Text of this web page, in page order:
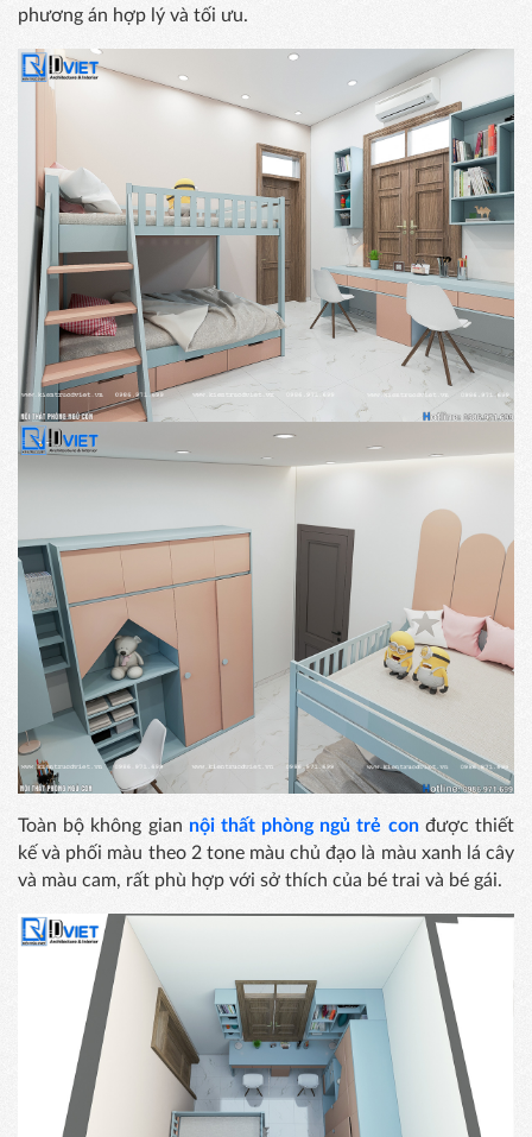
phương án hợp lý và tối ưu.
Toàn bộ không gian nội thất phòng ngủ trẻ conđược thiết
kế và phối màu theo 2 tone màu chủ đạo là màu xanh lá cây
và màu cam, rất phù hợp với sở thích của bé trai và bé gái.